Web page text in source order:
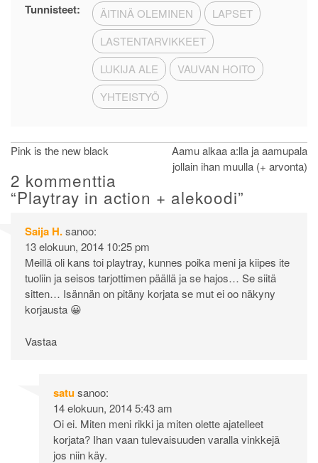
Tunnisteet: ÄITINÄ OLEMINEN
LAPSET
LASTENTARVIKKEET
LUKIJA ALE
VAUVAN HOITO
YHTEISTYÖ
Artikkelien
selaus
Pink is the new black
Aamu alkaa a:lla ja aamupala
jollain ihan muulla (+ arvonta)
2 kommenttia
“Playtray in action + alekoodi”
Saija H.sanoo:
13 elokuun, 2014 10:25 pm
Meillä oli kans toi playtray, kunnes poika meni ja kiipes ite
tuoliin ja seisos tarjottimen päällä ja se hajos… Se siitä
sitten… Isännän on pitäny korjata se mut ei oo näkyny
korjausta 😀
Vastaa
satusanoo:
14 elokuun, 2014 5:43 am
Oi ei. Miten meni rikki ja miten olette ajatelleet
korjata? Ihan vaan tulevaisuuden varalla vinkkejä
jos niin käy.